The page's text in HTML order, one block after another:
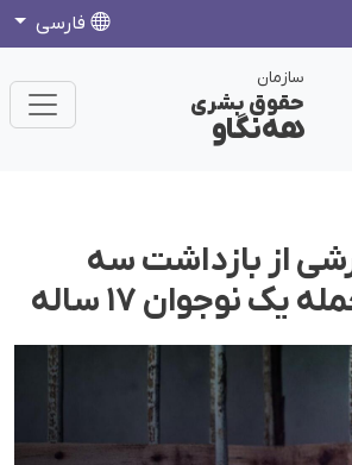
فارسی
سازمان
حقوق بشری
هەنگاو
از بازداشت سه
یک نوجوان ۱۷ ساله